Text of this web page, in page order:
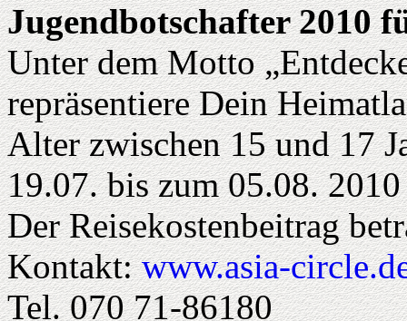
Jugendbotschafter 2010
Unter dem Motto
repräsentiere Dein
Alter zwischen 15 und 17
19.07. bis zum 05.08.
Der Reisekostenbeitrag
Kontakt:www.asia-
Tel. 070 71-86180